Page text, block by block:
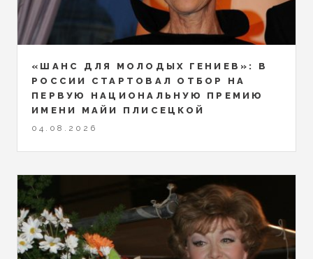
«ШАНС ДЛЯ МОЛОДЫХ ГЕНИЕВ»: В
РОССИИ СТАРТОВАЛ ОТБОР НА
ПЕРВУЮ НАЦИОНАЛЬНУЮ ПРЕМИЮ
ИМЕНИ МАЙИ ПЛИСЕЦКОЙ
04.08.2026